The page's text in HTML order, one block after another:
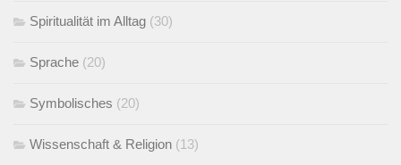
Spiritualität im Alltag (30)
Sprache (20)
Symbolisches (20)
Wissenschaft & Religion (13)